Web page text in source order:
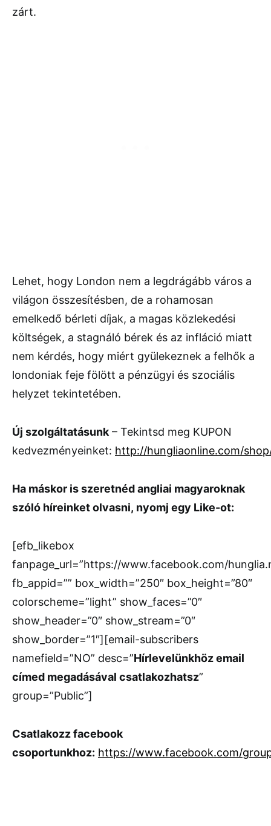
zárt.
Lehet, hogy London nem a legdrágább város a
világon összesítésben, de a rohamosan
emelkedő bérleti díjak, a magas közlekedési
költségek, a stagnáló bérek és az infláció miatt
nem kérdés, hogy miért gyülekeznek a felhők a
londoniak feje fölött a pénzügyi és szociális
helyzet tekintetében.
Új szolgáltatásunk– Tekintsd meg KUPON
kedvezményeinket: http://hungliaonline.com/
Ha máskor is szeretnédangliai magyaroknak
szóló híreinket olvasni, nyomj egy Like-ot:
[efb_likebox
fanpage_url=”https://www.facebook.com/
fb_appid=”” box_width=”250″ box_height=”80″
colorscheme=”light” show_faces=”0″
show_header=”0″ show_stream=”0″
show_border=”1″][email-subscribers
namefield=”NO” desc=”Hírlevelünkhöz email
címed megadásával csatlakozhatsz”
group=”Public”]
Csatlakozz facebook
csoportunkhoz: https://www.facebook.com/